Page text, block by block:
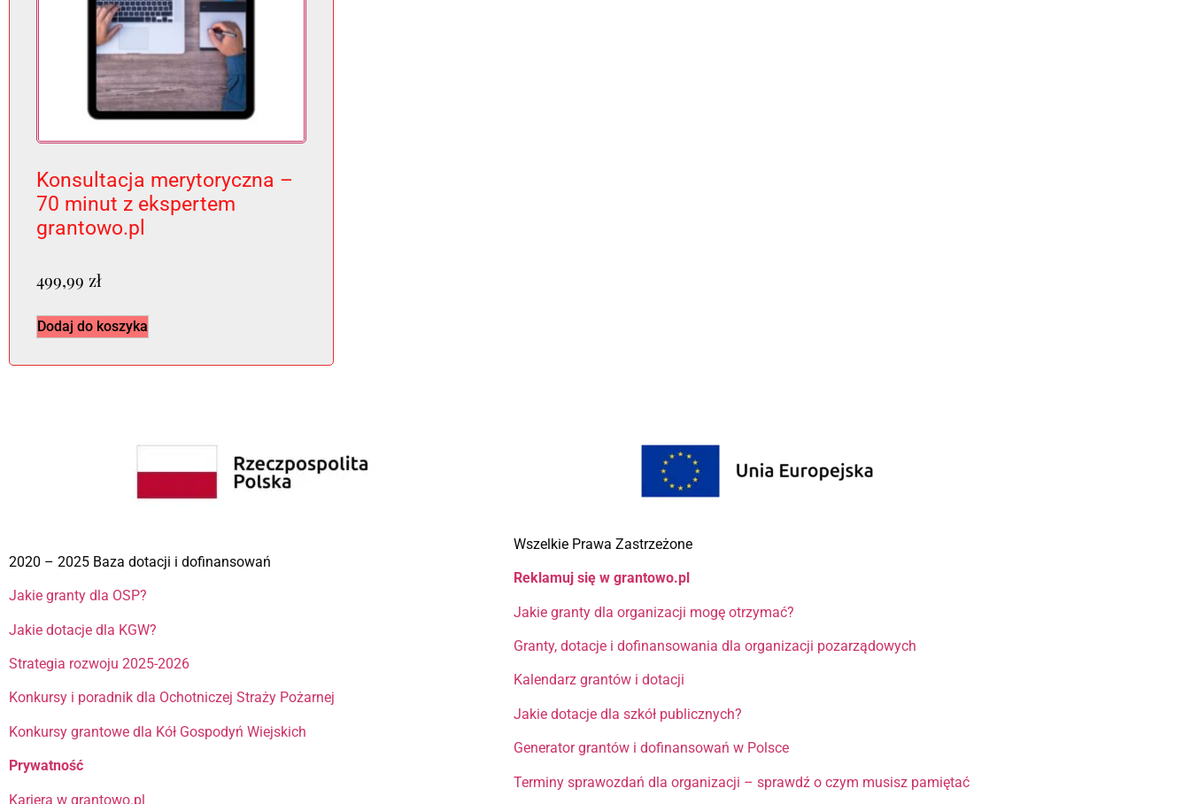
Konsultacja merytoryczna –
70 minut z ekspertem
grantowo.pl
499,99 zł
Dodaj do koszyka
2020 – 2025 Baza dotacji i dofinansowań
Jakie granty dla OSP?
Jakie dotacje dla KGW?
Strategia rozwoju 2025-2026
Konkursy i poradnik dla Ochotniczej Straży Pożarnej
Konkursy grantowe dla Kół Gospodyń Wiejskich
Prywatność
Kariera w grantowo.pl
Wszelkie Prawa Zastrzeżone
Reklamuj się w grantowo.pl
Jakie granty dla organizacji mogę otrzymać?
Granty, dotacje i dofinansowania dla organizacji pozarządowych
Kalendarz grantów i dotacji
Jakie dotacje dla szkół publicznych?
Generator grantów i dofinansowań w Polsce
Terminy sprawozdań dla organizacji – sprawdź o czym musisz pamiętać